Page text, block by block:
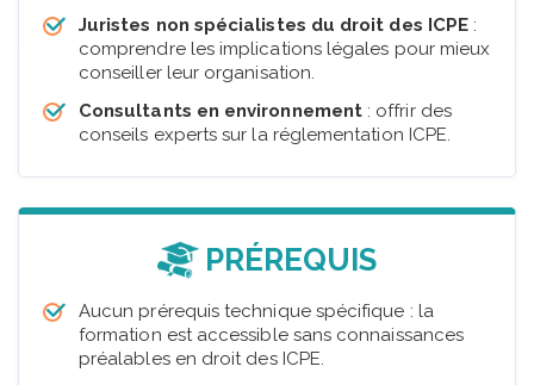
Juristes non spécialistes du droit des ICPE :
comprendre les implications légales pour mieux
conseiller leur organisation.
Consultants en environnement: offrir des
conseils experts sur la réglementation ICPE.
PRÉREQUIS
Aucun prérequis technique spécifique : la
formation est accessible sans connaissances
préalables en droit des ICPE.